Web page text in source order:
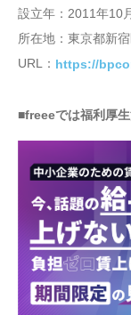
設立年：2011年10
所在地：東京都新
URL： https://
■freeeでは福利厚